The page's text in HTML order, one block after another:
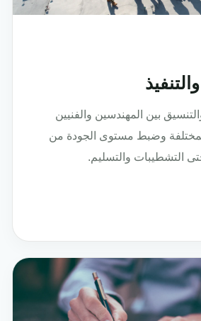
بين المهندسين والفنيين
وضبط مستوى الجودة من
التشطيبات والتسليم.